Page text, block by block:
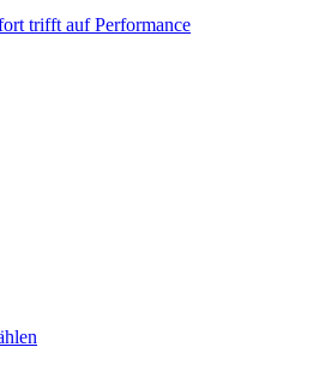
trifft auf Performance